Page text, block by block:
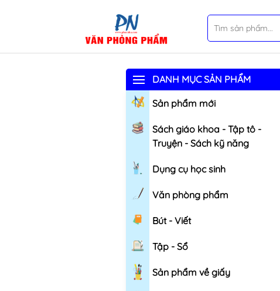
DANH MỤC SẢN PHẨM
Sản phẩm mới
Sách giáo khoa - Tập tô -
Truyện - Sách kỹ năng
Dụng cụ học sinh
Văn phòng phẩm
Bút - Viết
Tập - Sổ
Sản phẩm về giấy